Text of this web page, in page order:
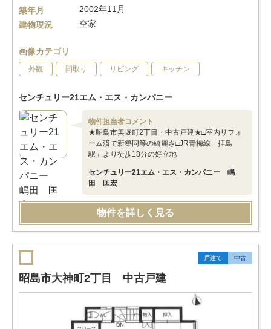
築年月
2002年11月
建物現況
空家
画像カテゴリ
外観 間取り リビング キッチン
センチュリー21エム・エス・カンパニー
物件担当者コメント
★昭島市美堀町2丁目・中古戸建★□室内リフォ
ーム済で新築同等の綺麗さ□JR青梅線「拝島
駅」より徒歩18分の好立地
センチュリー21エム・エス・カンパニー 嶋
田 匡宏
物件を詳しく見る
戸建て 中古
昭島市大神町2丁目 中古戸建